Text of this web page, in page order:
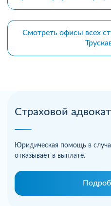
Страховой адвокат
Юридическая помощь в
отказывает в выплате.
Смотреть офисы всех